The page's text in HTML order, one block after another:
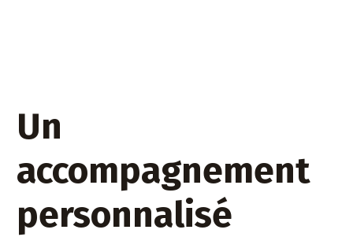
Un
accompagnement
personnalisé